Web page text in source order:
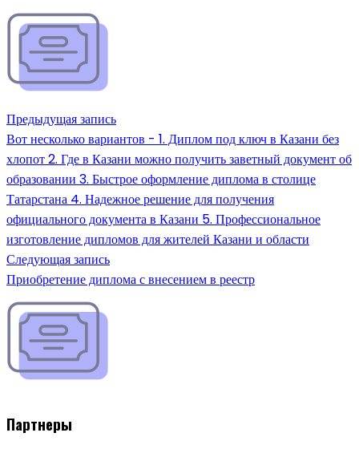
Предыдущая запись
Вот несколько вариантов - 1. Диплом под ключ в Казани без
хлопот 2. Где в Казани можно получить заветный документ об
образовании 3. Быстрое оформление диплома в столице
Татарстана 4. Надежное решение для получения
официального документа в Казани 5. Профессиональное
изготовление дипломов для жителей Казани и области
Следующая запись
Приобретение диплома с внесением в реестр
Партнеры